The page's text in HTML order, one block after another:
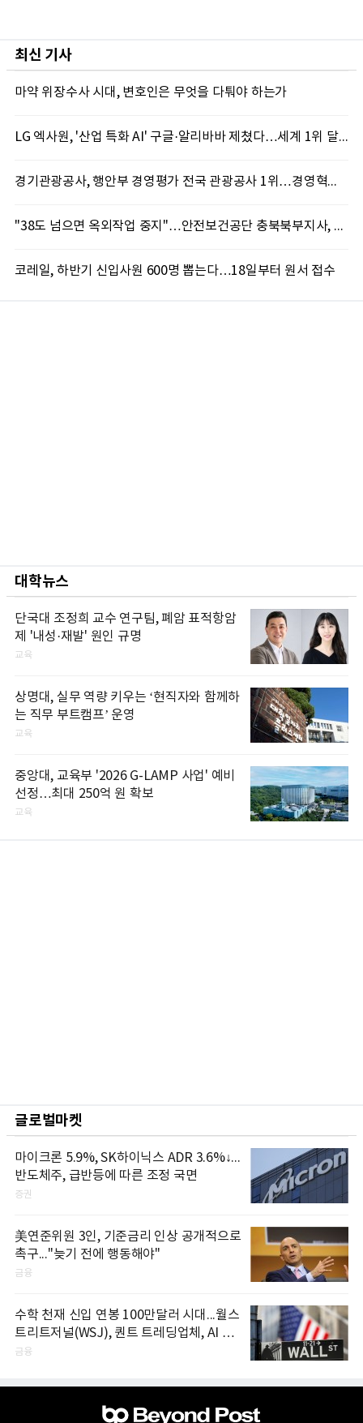
최신 기사
마약 위장수사 시대, 변호인은 무엇을 다퉈야 하는가
LG 엑사원, '산업 특화 AI' 구글·알리바바 제쳤다…세계 1위 달성
경기관광공사, 행안부 경영평가 전국 관광공사 1위…경영혁신 성과 인정
"38도 넘으면 옥외작업 중지"…안전보건공단 충북북부지사, 코레일과 폭염 예방 캠페인
코레일, 하반기 신입사원 600명 뽑는다…18일부터 원서 접수
대학뉴스
단국대 조정희 교수 연구팀, 폐암 표적항암
제 '내성·재발' 원인 규명
교육
상명대, 실무 역량 키우는 ‘현직자와 함께하
는 직무 부트캠프’ 운영
교육
중앙대, 교육부 '2026 G-LAMP 사업' 예비
선정…최대 250억 원 확보
교육
글로벌마켓
마이크론 5.9%, SK하이닉스 ADR 3.6%↓...
반도체주, 급반등에 따른 조정 국면
증권
美연준위원 3인, 기준금리 인상 공개적으로
촉구..."늦기 전에 행동해야"
금융
수학 천재 신입 연봉 100만달러 시대...월스
트리트저널(WSJ), 퀀트 트레딩업체, AI 기
업들 인재 확보 경쟁
금융